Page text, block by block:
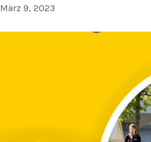
März 9, 2023